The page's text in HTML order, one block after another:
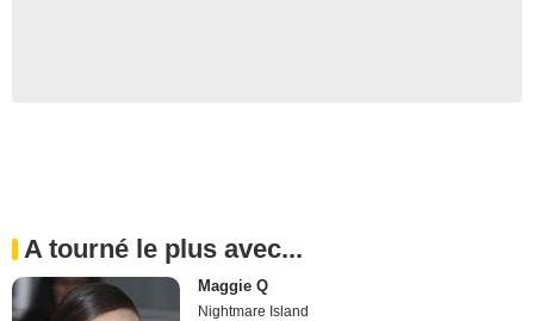
A tourné le plus avec...
Maggie Q
Nightmare Island